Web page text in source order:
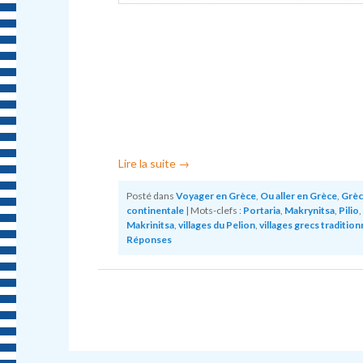
Lire la suite →
Posté dans Voyager en Grèce, Ou aller en Grèce,
continentale | Mots-clefs : Portaria, Makrynitsa, Pilio,
Makrinitsa, villages du Pelion, villages grecs
Réponses